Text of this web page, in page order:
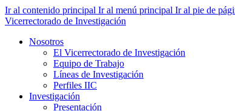
Ir al contenido principal Ir al menú principal Ir al pie de
Vicerrectorado de Investigación
Nosotros
El Vicerrectorado de Investigación
Equipo de Trabajo
Líneas de Investigación
Perfiles IIC
Investigación
Presentación